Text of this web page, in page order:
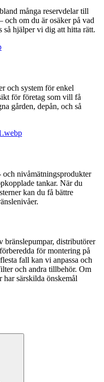
många reservdelar till
och om du är osäker på vad
så hjälper vi dig att hitta rätt.
och system för enkel
för företag som vill få
gården, depån, och så
nivåmätningsprodukter
tankar. När du
kan du få bättre
bränslepumpar, distributörer
för montering på
fall kan vi anpassa och
och andra tillbehör. Om
har särskilda önskemål